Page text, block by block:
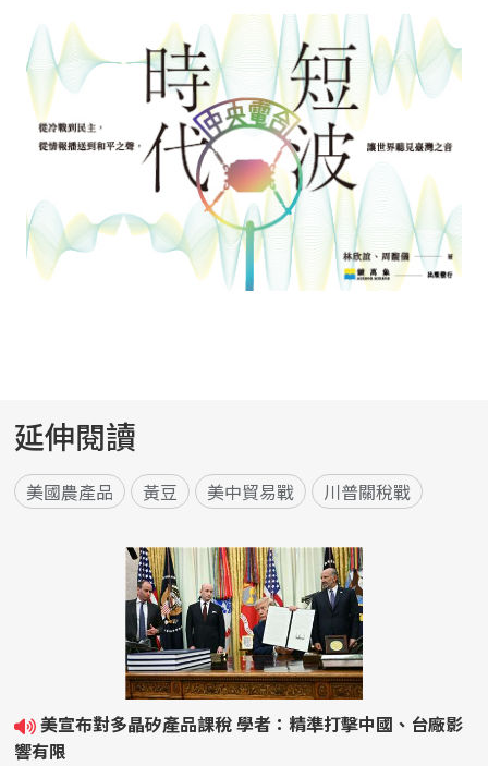
延伸閱讀
美國農產品 黃豆 美中貿易戰 川普關稅戰
美宣布對多晶矽產品課稅 學者：精準打擊中國、台廠影
響有限